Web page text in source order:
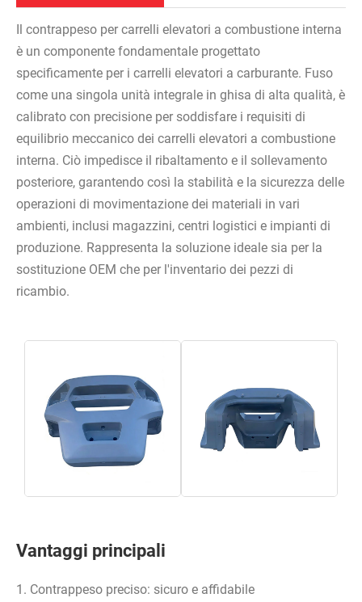
Il contrappeso per carrelli elevatori a combustione interna
è un componente fondamentale progettato
specificamente per i carrelli elevatori a carburante. Fuso
come una singola unità integrale in ghisa di alta qualità, è
calibrato con precisione per soddisfare i requisiti di
equilibrio meccanico dei carrelli elevatori a combustione
interna. Ciò impedisce il ribaltamento e il sollevamento
posteriore, garantendo così la stabilità e la sicurezza delle
operazioni di movimentazione dei materiali in vari
ambienti, inclusi magazzini, centri logistici e impianti di
produzione. Rappresenta la soluzione ideale sia per la
sostituzione OEM che per l'inventario dei pezzi di
ricambio.
Vantaggi principali
1. Contrappeso preciso: sicuro e affidabile